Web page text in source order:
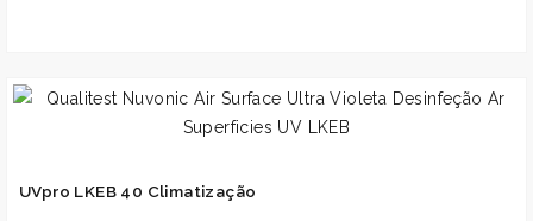
UVpro LKEB 40 Climatização